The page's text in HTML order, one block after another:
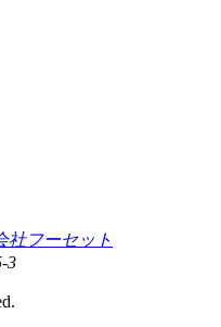
社フーセット
3